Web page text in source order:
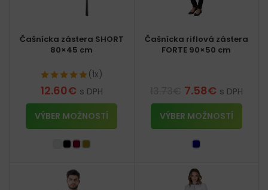
Čašnícka zástera SHORT
80×45 cm
(1x)
12.60€ s DPH
VÝBER MOŽNOSTÍ
Čašnícka riflová zástera
FORTE 90×50 cm
7.58€ s DPH
VÝBER MOŽNOSTÍ